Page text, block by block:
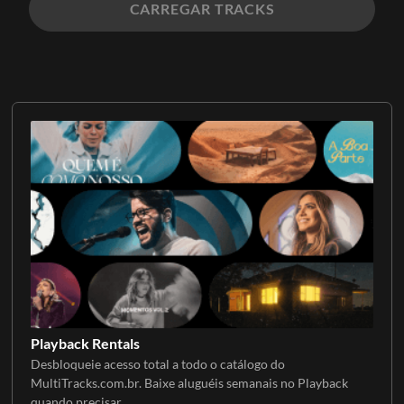
Playback Rentals
Desbloqueie acesso total a todo o catálogo do
MultiTracks.com.br. Baixe aluguéis semanais no Playback
CARREGAR TRACKS